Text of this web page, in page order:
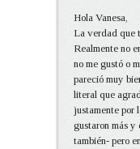
Hola Vanesa,
La verdad que
Realmente no
no me gustó o
pareció muy
literal que
justamente por
gustaron más y
también- pero